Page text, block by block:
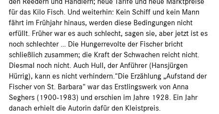
für das Kilo Fisch. Und weiterhin: Kein Schiff und kein Mann
fährt im Frühjahr hinaus, werden diese Bedingungen nicht
erfüllt. Früher war es auch schlecht, sagen sie, aber jetzt ist es
noch schlechter … Die Hungerrevolte der Fischer bricht
schließlich zusammen; die Kraft der Schwachen reicht nicht.
Diesmal noch nicht. Auch Hull, der Anführer (Hansjürgen
Hürrig), kann es nicht verhindern.“Die Erzählung „Aufstand der
Fischer von St. Barbara“ war das Erstlingswerk von Anna
Seghers (1900-1983) und erschien im Jahre 1928. Ein Jahr
danach erhielt die Autorin dafür den Kleistpreis.